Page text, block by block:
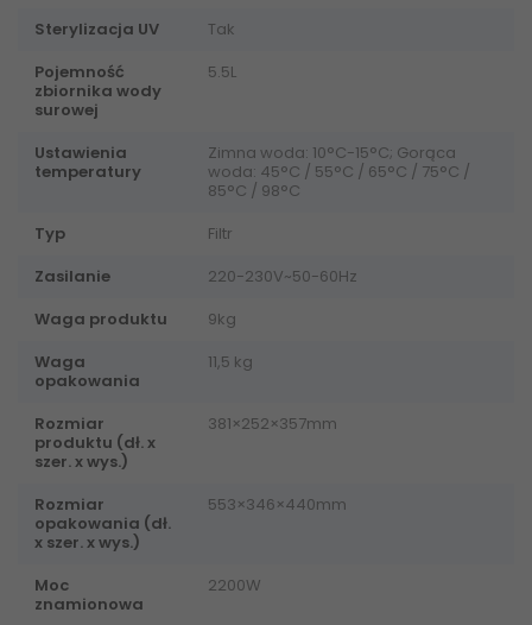
Sterylizacja UV
Tak
Pojemność
zbiornika wody
surowej
5.5L
Ustawienia
temperatury
Zimna woda: 10°C-15°C; Gorąca
woda: 45°C / 55°C / 65°C / 75°C /
85°C / 98°C
Typ
Filtr
Zasilanie
220-230V~50-60Hz
Waga produktu
9kg
Waga
opakowania
11,5 kg
Rozmiar
produktu (dł. x
szer. x wys.)
381×252×357mm
Rozmiar
opakowania (dł.
x szer. x wys.)
553×346×440mm
Moc
znamionowa
2200W